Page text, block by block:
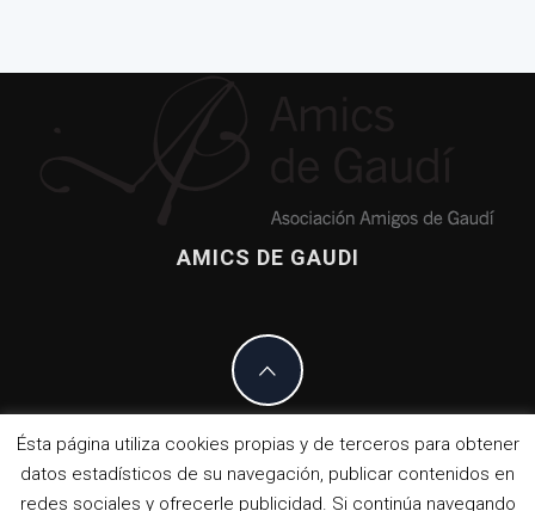
AMICS DE GAUDI
COPYRIGHT. TODOS LOS DERECHOS
TEMA: KNIGHT POR
THEMEINWP
Ésta página utiliza cookies propias y de terceros para obtener
datos estadísticos de su navegación, publicar contenidos en
redes sociales y ofrecerle publicidad. Si continúa navegando